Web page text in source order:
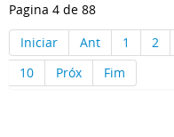
Pagina 4 de 88
Iniciar
Ant 1 2
10
Próx Fim